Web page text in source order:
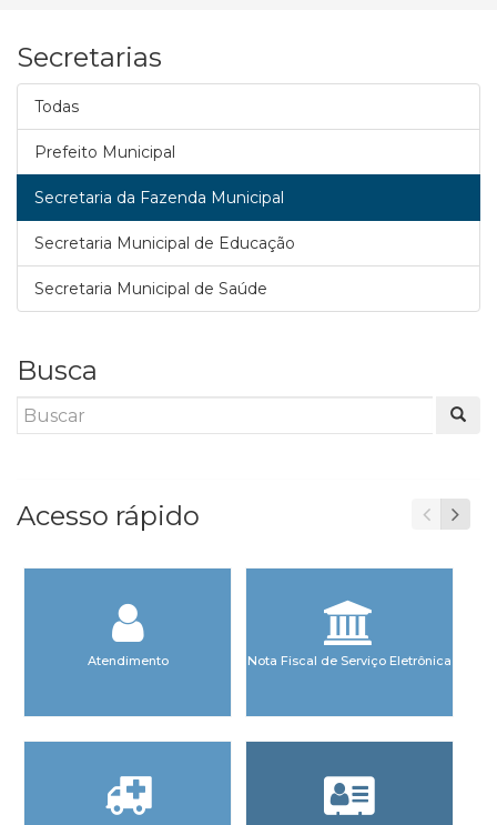
Secretarias
Todas
Prefeito Municipal
Secretaria da Fazenda Municipal
Secretaria Municipal de Educação
Secretaria Municipal de Saúde
Busca
Acesso rápido
Atendimento Nota Fiscal de Serviço Eletrônica